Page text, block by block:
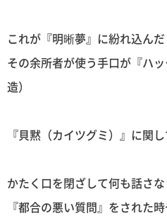
これが『明晰夢』に紛れ込ん
その余所者が使う手口が『ハ
造）
『貝黙（カイツグミ）』に関
かたく口を閉ざして何も話さ
『都合の悪い質問』をされた